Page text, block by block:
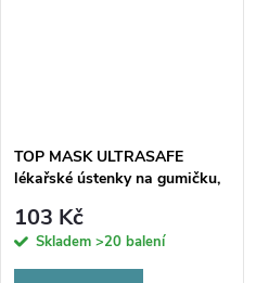
TOP MASK ULTRASAFE
lékařské ústenky na gumičku,
103 Kč
Skladem >20 balení